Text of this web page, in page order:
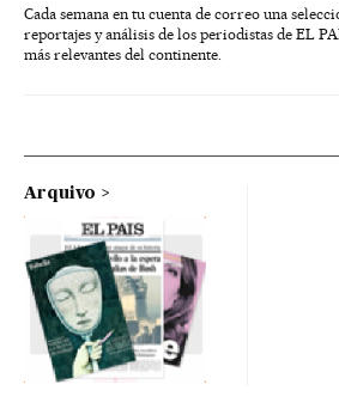
Cada semana en tu cuenta de correo una
reportajes y análisis de los periodistas de EL
más relevantes del continente.
Arquivo